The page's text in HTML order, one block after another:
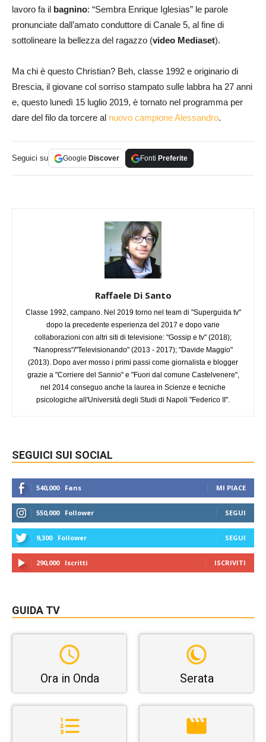
lavoro fa il bagnino: “Sembra Enrique Iglesias” le parole
pronunciate dall’amato conduttore di Canale 5, al fine di
sottolineare la bellezza del ragazzo (video Mediaset).
Ma chi è questo Christian? Beh, classe 1992 e originario di
Brescia, il giovane col sorriso stampato sulle labbra ha 27 anni
e, questo lunedì 15 luglio 2019, è tornato nel programma per
dare del filo da torcere al nuovo campione Alessandro.
Seguici su Google Discover Fonti Preferite
Raffaele Di Santo
Classe 1992, campano. Nel 2019 torno nel team di "Superguida tv"
dopo la precedente esperienza del 2017 e dopo varie
collaborazioni con altri siti di televisione: "Gossip e tv" (2018);
"Nanopress"/"Televisionando" (2013 - 2017); "Davide Maggio"
(2013). Dopo aver mosso i primi passi come giornalista e blogger
grazie a "Corriere del Sannio" e "Fuori dal comune Castelvenere",
nel 2014 conseguo anche la laurea in Scienze e tecniche
psicologiche all'Università degli Studi di Napoli "Federico II".
SEGUICI SUI SOCIAL
540,000 Fans MI PIACE
550,000 Follower SEGUI
9,300 Follower SEGUI
290,000 Iscritti ISCRIVITI
GUIDA TV
Ora in Onda Serata